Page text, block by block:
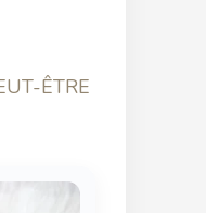
ÊTRE